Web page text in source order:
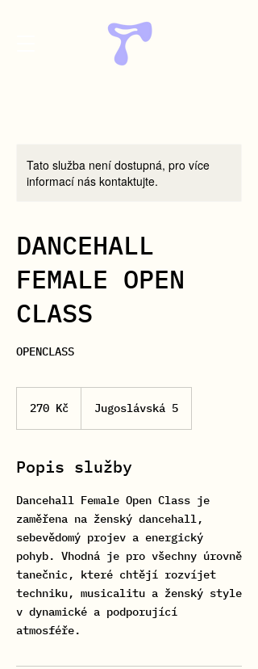
Tato služba není dostupná, pro více
informací nás kontaktujte.
DANCEHALL
FEMALE OPEN
CLASS
OPENCLASS
korun270 Kč Jugoslávská 5
Popis služby
Dancehall Female Open Class je
zaměřena na ženský dancehall,
sebevědomý projev a energický
pohyb. Vhodná je pro všechny úrovně
tanečnic, které chtějí rozvíjet
techniku, musicalitu a ženský style
v dynamické a podporující
atmosféře.